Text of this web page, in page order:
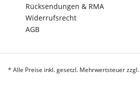
Rücksendungen & RMA
Widerrufsrecht
AGB
* Alle Preise inkl. gesetzl. Mehrwertsteuer zzgl.